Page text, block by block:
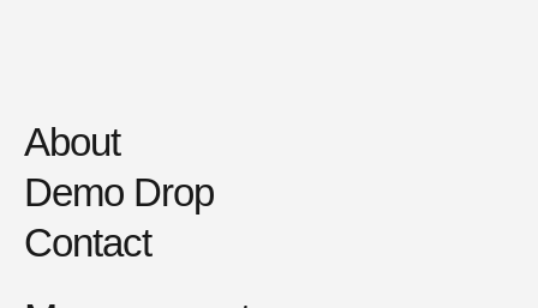
About
Demo Drop
Contact